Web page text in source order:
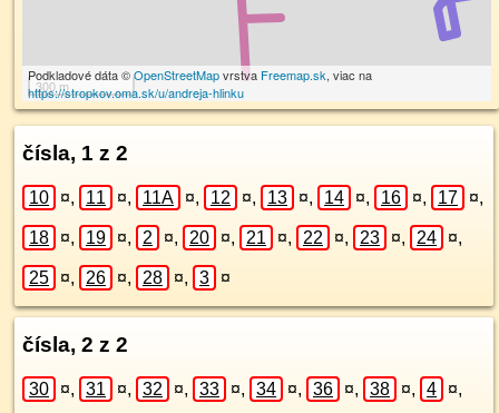
300 m
Podkladové dáta ©OpenStreetMapvrstva Freemap.sk, viac na
https://stropkov.oma.sk/u/andreja-hlinku
čísla, 1 z 2
10 ¤, 11 ¤, 11A ¤, 12 ¤, 13 ¤, 14 ¤, 16 ¤, 17 ¤,
18 ¤, 19 ¤, 2 ¤, 20 ¤, 21 ¤, 22 ¤, 23 ¤, 24 ¤,
25 ¤, 26 ¤, 28 ¤, 3 ¤
čísla, 2 z 2
30 ¤, 31 ¤, 32 ¤, 33 ¤, 34 ¤, 36 ¤, 38 ¤, 4 ¤,